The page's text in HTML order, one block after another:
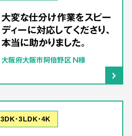
大変な仕分け作業をスピー
ディーに対応してくださり、
本当に助かりました。
大阪府大阪市阿倍野区 N様
3DK･3LDK･4K